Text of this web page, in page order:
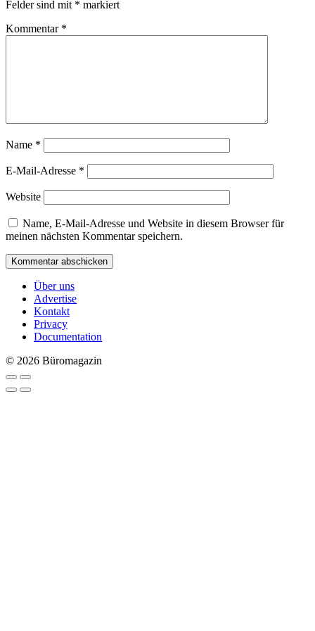
Felder sind mit * markiert
Kommentar *
Name *
E-Mail-Adresse *
Website
Name, E-Mail-Adresse und Website in diesem Browser für
meinen nächsten Kommentar speichern.
Über uns
Advertise
Kontakt
Privacy
Documentation
© 2026 Büromagazin